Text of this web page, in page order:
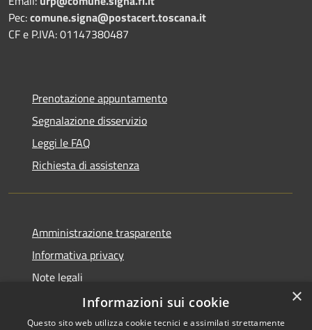
Pec:comune.signa@postacert.toscana.it
CF e P.IVA: 01147380487
Prenotazione appuntamento
Segnalazione disservizio
Leggi le FAQ
Richiesta di assistenza
Amministrazione trasparente
Informativa privacy
Note legali
Dichiarazione di accessibilità
×
Informazioni sui cookie
Questo sito web utilizza cookie tecnici e assimilati strettamente